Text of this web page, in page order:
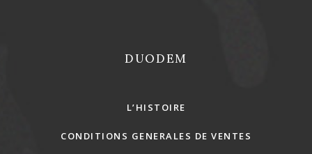
DUODEM
L’HISTOIRE
CONDITIONS GENERALES DE VENTES